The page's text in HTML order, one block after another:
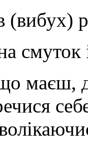
(вибух)
смуток
маєш,